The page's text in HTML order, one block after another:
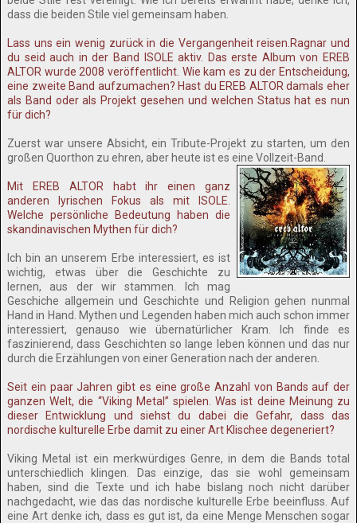
dass die beiden Stile viel gemeinsam haben.
Lass uns ein wenig zurück in die Vergangenheit reisen.Ragnar und
du seid auch in der Band ISOLE aktiv. Das erste Album von EREB
ALTOR wurde 2008 veröffentlicht. Wie kam es zu der Entscheidung,
eine zweite Band aufzumachen? Hast du EREB ALTOR damals eher
als Band oder als Projekt gesehen und welchen Status hat es nun
für dich?
Zuerst war unsere Absicht, ein Tribute-Projekt zu starten, um den
großen Quorthon zu ehren, aber heute ist es eine Vollzeit-Band.
Mit EREB ALTOR habt ihr einen ganz
anderen lyrischen Fokus als mit ISOLE.
Welche persönliche Bedeutung haben die
skandinavischen Mythen für dich?
Ich bin an unserem Erbe interessiert, es ist
wichtig, etwas über die Geschichte zu
lernen, aus der wir stammen. Ich mag
Geschiche allgemein und Geschichte und Religion gehen nunmal
Hand in Hand. Mythen und Legenden haben mich auch schon immer
interessiert, genauso wie übernatürlicher Kram. Ich finde es
faszinierend, dass Geschichten so lange leben können und das nur
durch die Erzählungen von einer Generation nach der anderen.
Seit ein paar Jahren gibt es eine große Anzahl von Bands auf der
ganzen Welt, die “Viking Metal” spielen. Was ist deine Meinung zu
dieser Entwicklung und siehst du dabei die Gefahr, dass das
nordische kulturelle Erbe damit zu einer Art Klischee degeneriert?
Viking Metal ist ein merkwürdiges Genre, in dem die Bands total
unterschiedlich klingen. Das einzige, das sie wohl gemeinsam
haben, sind die Texte und ich habe bislang noch nicht darüber
nachgedacht, wie das das nordische kulturelle Erbe beeinfluss. Auf
eine Art denke ich, dass es gut ist, da eine Menge Menschen sogar